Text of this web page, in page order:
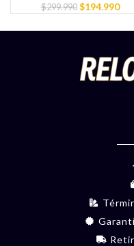
$299.990 $194.990